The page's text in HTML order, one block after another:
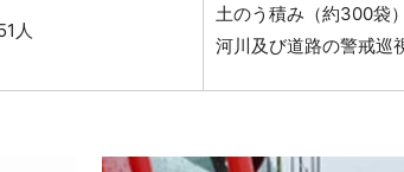
人
土のう積み（約300袋）
河川及び道路の警戒